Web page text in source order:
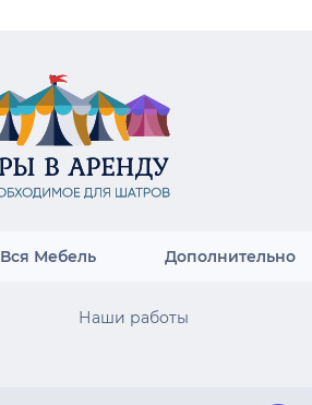
Вся Мебель Дополнительно
Наши работы